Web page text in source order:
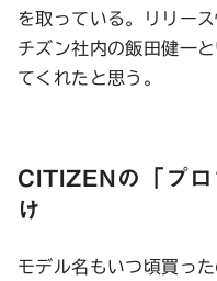
を取っている。リリー
チズン社内の飯田健一
てくれたと思う。
CITIZENの「プ
け
モデル名もいつ頃買っ